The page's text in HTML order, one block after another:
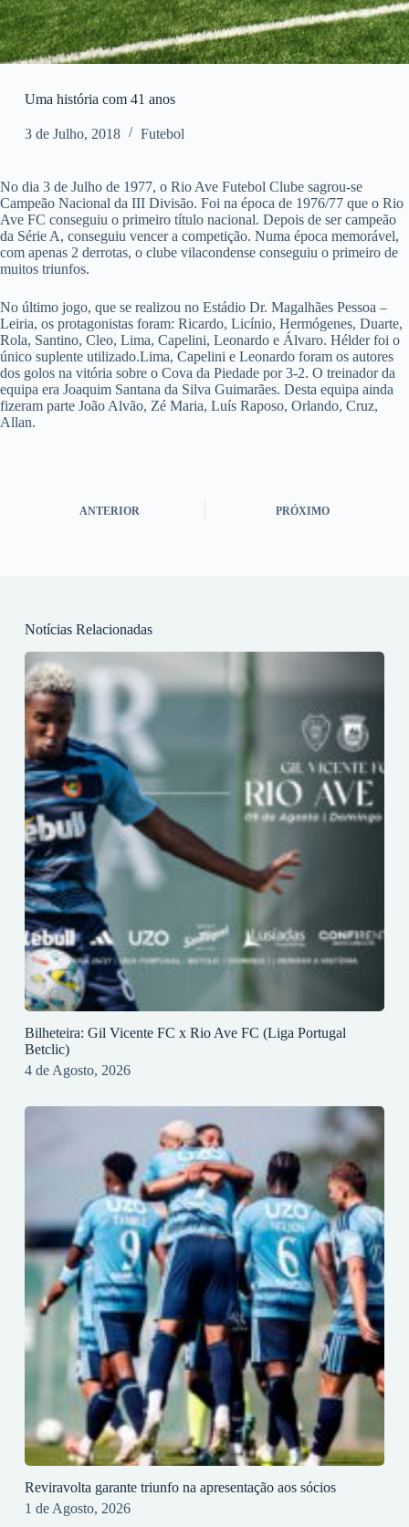
Uma história com 41 anos
3 de Julho, 2018 Futebol
No dia 3 de Julho de 1977, o Rio Ave Futebol Clube sagrou-se
Campeão Nacional da III Divisão. Foi na época de 1976/77 que o Rio
Ave FC conseguiu o primeiro título nacional. Depois de ser campeão
da Série A, conseguiu vencer a competição. Numa época memorável,
com apenas 2 derrotas, o clube vilacondense conseguiu o primeiro de
muitos triunfos.
No último jogo, que se realizou no Estádio Dr. Magalhães Pessoa –
Leiria, os protagonistas foram: Ricardo, Licínio, Hermógenes, Duarte,
Rola, Santino, Cleo, Lima, Capelini, Leonardo e Álvaro. Hélder foi o
único suplente utilizado.Lima, Capelini e Leonardo foram os autores
dos golos na vitória sobre o Cova da Piedade por 3-2. O treinador da
equipa era Joaquim Santana da Silva Guimarães. Desta equipa ainda
fizeram parte João Alvão, Zé Maria, Luís Raposo, Orlando, Cruz,
Allan.
ANTERIOR PRÓXIMO
Notícias Relacionadas
Bilheteira: Gil Vicente FC x Rio Ave FC (Liga Portugal
Betclic)
4 de Agosto, 2026
Reviravolta garante triunfo na apresentação aos sócios
1 de Agosto, 2026